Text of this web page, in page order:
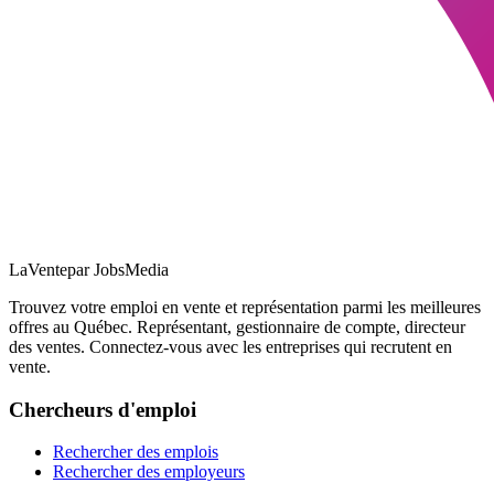
LaVentepar JobsMedia
Trouvez votre emploi en vente et représentation parmi les meilleures
offres au Québec. Représentant, gestionnaire de compte, directeur
des ventes. Connectez-vous avec les entreprises qui recrutent en
vente.
Chercheurs d'emploi
Rechercher des emplois
Rechercher des employeurs